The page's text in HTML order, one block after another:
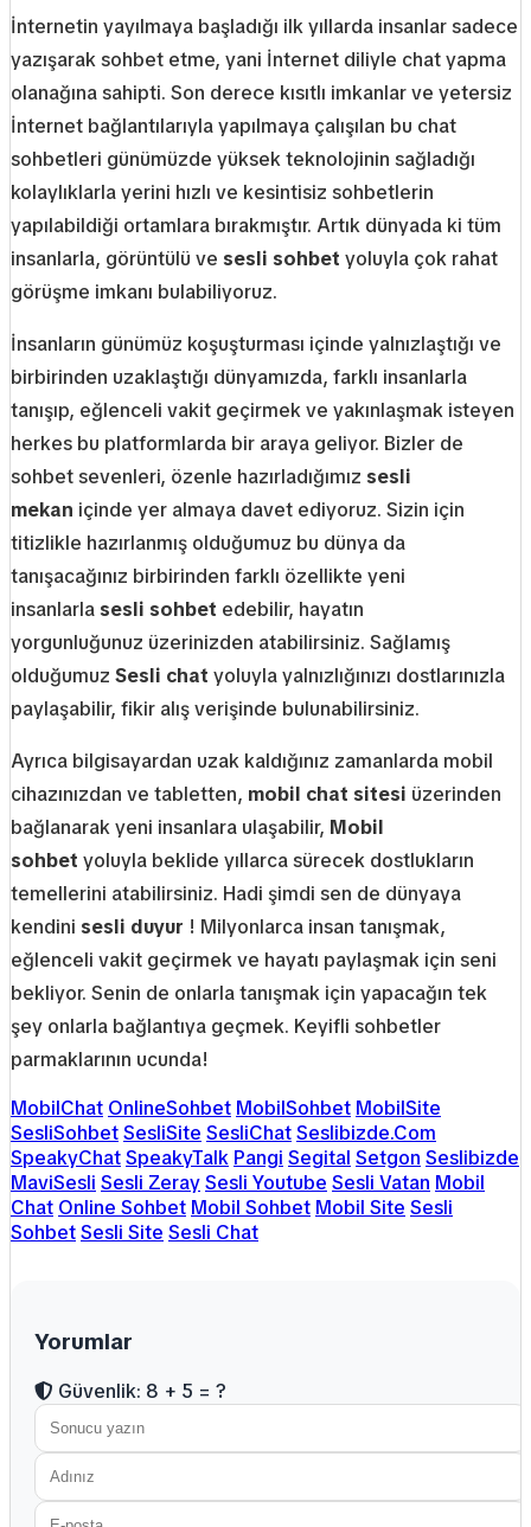
İnternetin yayılmaya başladığı ilk yıllarda insanlar sadece
yazışarak sohbet etme, yani İnternet diliyle chat yapma
olanağına sahipti. Son derece kısıtlı imkanlar ve yetersiz
İnternet bağlantılarıyla yapılmaya çalışılan bu chat
sohbetleri günümüzde yüksek teknolojinin sağladığı
kolaylıklarla yerini hızlı ve kesintisiz sohbetlerin
yapılabildiği ortamlara bırakmıştır. Artık dünyada ki tüm
insanlarla, görüntülü ve sesli sohbet yoluyla çok rahat
görüşme imkanı bulabiliyoruz.
İnsanların günümüz koşuşturması içinde yalnızlaştığı ve
birbirinden uzaklaştığı dünyamızda, farklı insanlarla
tanışıp, eğlenceli vakit geçirmek ve yakınlaşmak isteyen
herkes bu platformlarda bir araya geliyor. Bizler de
sohbet sevenleri, özenle hazırladığımız sesli
mekan içinde yer almaya davet ediyoruz. Sizin için
titizlikle hazırlanmış olduğumuz bu dünya da
tanışacağınız birbirinden farklı özellikte yeni
insanlarlasesli sohbet edebilir, hayatın
yorgunluğunuz üzerinizden atabilirsiniz. Sağlamış
olduğumuz Sesli chat yoluyla yalnızlığınızı dostlarınızla
paylaşabilir, fikir alış verişinde bulunabilirsiniz.
Ayrıca bilgisayardan uzak kaldığınız zamanlarda mobil
cihazınızdan ve tabletten, mobil chat sitesi üzerinden
bağlanarak yeni insanlara ulaşabilir, Mobil
sohbet yoluyla beklide yıllarca sürecek dostlukların
temellerini atabilirsiniz. Hadi şimdi sen de dünyaya
kendini sesli duyur ! Milyonlarca insan tanışmak,
eğlenceli vakit geçirmek ve hayatı paylaşmak için seni
bekliyor. Senin de onlarla tanışmak için yapacağın tek
şey onlarla bağlantıya geçmek. Keyifli sohbetler
parmaklarının ucunda!
MobilChat OnlineSohbet MobilSohbet MobilSite
SesliSohbetSesliSite SesliChatSeslibizde.Com
SpeakyChatSpeakyTalk Pangi Segital Setgon Seslibizde
MaviSesli Sesli ZeraySesli Youtube Sesli Vatan Mobil
Chat Online Sohbet Mobil Sohbet Mobil Site Sesli
SohbetSesli Site Sesli Chat
Yorumlar
Güvenlik: 8 + 5 = ?